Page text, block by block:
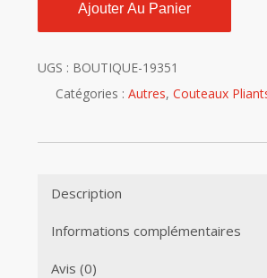
Ajouter Au Panier
UGS : BOUTIQUE-19351
Catégories : Autres, Couteaux
Description
Informations complémentaires
Avis (0)